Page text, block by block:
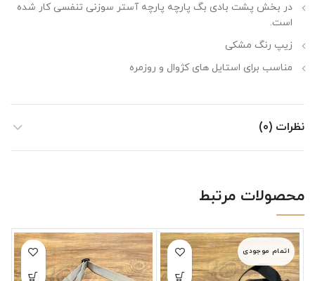
در بخش پشت بادی بگ پارچه پارچه آستر سوزنی تنفسی کار شده
است.
زیپ رنگ مشکی
مناسب برای استایل های کژوال و روزمره
نظرات (0)
محصولات مرتبط
اتمام موجودی